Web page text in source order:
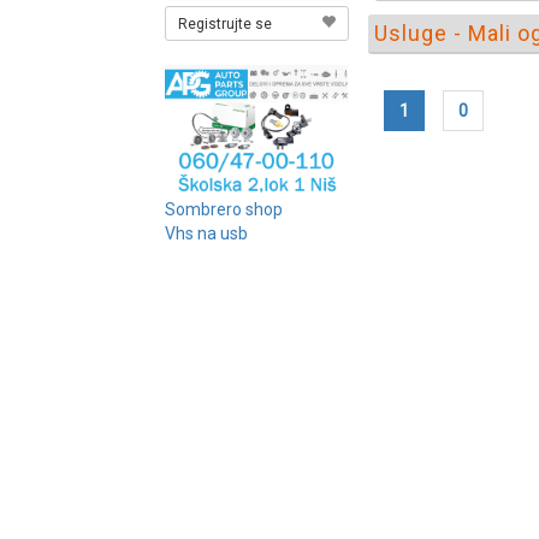
Registrujte se
Sombrero shop
Vhs na usb
Usluge - Mali
1 0